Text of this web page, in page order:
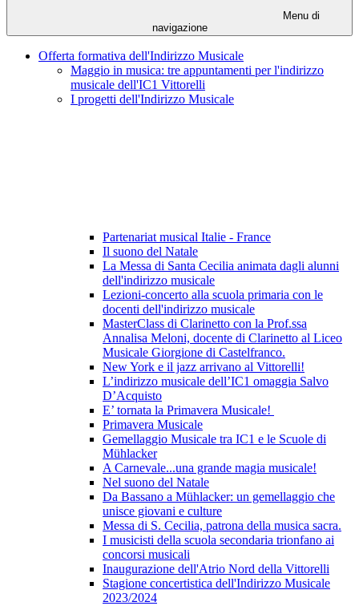
Menu di
navigazione
Offerta formativa dell'Indirizzo Musicale
Maggio in musica: tre appuntamenti per l'indirizzo
musicale dell'IC1 Vittorelli
I progetti dell'Indirizzo Musicale
Partenariat musical Italie - France
Il suono del Natale
La Messa di Santa Cecilia animata dagli alunni
dell'indirizzo musicale
Lezioni-concerto alla scuola primaria con le
docenti dell'indirizzo musicale
MasterClass di Clarinetto con la Prof.ssa
Annalisa Meloni, docente di Clarinetto al Liceo
Musicale Giorgione di Castelfranco.
New York e il jazz arrivano al Vittorelli!
L’indirizzo musicale dell’IC1 omaggia Salvo
D’Acquisto
E’ tornata la Primavera Musicale!
Primavera Musicale
Gemellaggio Musicale tra IC1 e le Scuole di
Mühlacker
A Carnevale...una grande magia musicale!
Nel suono del Natale
Da Bassano a Mühlacker: un gemellaggio che
unisce giovani e culture
Messa di S. Cecilia, patrona della musica sacra.
I musicisti della scuola secondaria trionfano ai
concorsi musicali
Inaugurazione dell'Atrio Nord della Vittorelli
Stagione concertistica dell'Indirizzo Musicale
2023/2024